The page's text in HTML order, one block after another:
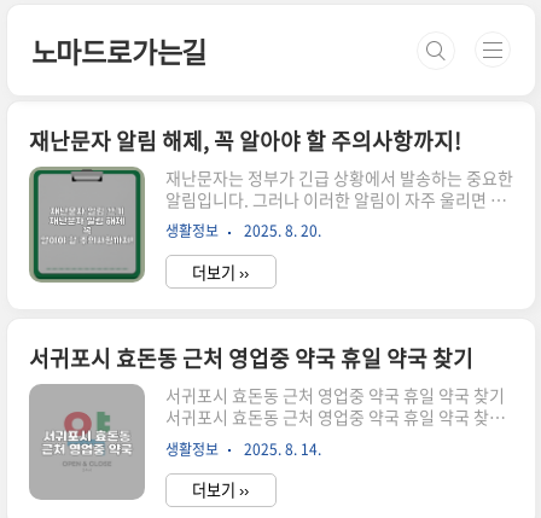
노마드로가는길
재난문자 알림 해제, 꼭 알아야 할 주의사항까지!
재난문자는 정부가 긴급 상황에서 발송하는 중요한
알림입니다. 그러나 이러한 알림이 자주 울리면 일
상생활에 방해가 될 수 있습니다. 특히 불필요한 안
전안내 문자로 인해 스트레스를 받을 수 있습니다.
이번 포스팅에서는 삼성 갤럭시 및 아이폰 사용자
들을 위한 재난문자 알림 끄기 방법과 주의사항을
문자의 차이 재난문자는 국가재난정보센터와 국민
안전처에서 발송되며, 긴급 상황에 대한 즉각적인
정보를 제공합니다. 자연재해, 화재, 테러 등 다양
한 상황에서 중요 정보를 전달하며, 대개 큰 소리로
경고하는 특징이 있습니다. 반면, 안전안내문자는
상대적으로 덜 긴급한 정보를 포함하고 있어, 알림
이 울리기는 하지만 긴급성을 띠지 않습..
생활정보 2025. 8. 20.
더보기 ››
서귀포시 효돈동 근처 영업중 약국 휴일 약국 찾기
서귀포시 효돈동 근처 영업중 약국 휴일 약국 찾기
서귀포시 효돈동 근처 영업중 약국 휴일 약국 찾기
서귀포시 효돈동에서 늦은 밤이나 공휴일에 갑자기
약국을 찾아야 할 때 얼마나 당황스럽고 불안한지
잘 아실 겁니다. 특히 24시간 운영하는 약국이나 휴
일에 열려 있는 약국을 찾는 것이 쉽지 않기 때문입
생활정보 2025. 8. 14.
더보기 ››